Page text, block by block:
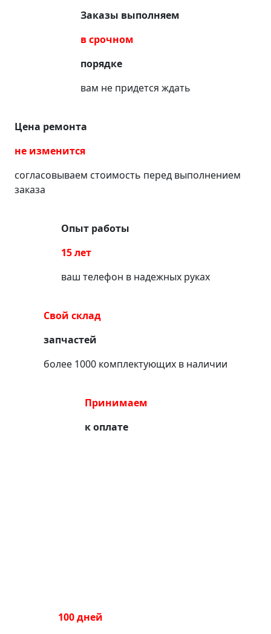
Заказы выполняем
в срочном
порядке
вам не придется ждать
Цена ремонта
не изменится
согласовываем стоимость перед выполнением
заказа
Опыт работы
15 лет
ваш телефон в надежных руках
Свой склад
запчастей
более 1000 комплектующих в наличии
Принимаем
к оплате
100 дней